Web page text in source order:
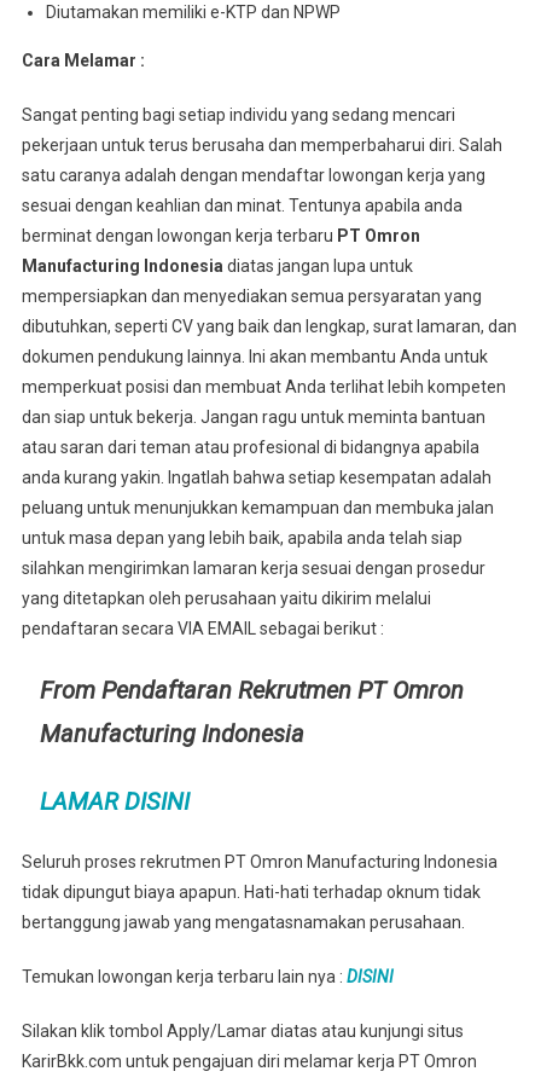
Diutamakan memiliki e-KTP dan NPWP
Cara Melamar :
Sangat penting bagi setiap individu yang sedang mencari
pekerjaan untuk terus berusaha dan memperbaharui diri. Salah
satu caranya adalah dengan mendaftar lowongan kerja yang
sesuai dengan keahlian dan minat. Tentunya apabila anda
berminat dengan lowongan kerja terbaru PT Omron
Manufacturing Indonesia diatas jangan lupa untuk
mempersiapkan dan menyediakan semua persyaratan yang
dibutuhkan, seperti CV yang baik dan lengkap, surat lamaran, dan
dokumen pendukung lainnya. Ini akan membantu Anda untuk
memperkuat posisi dan membuat Anda terlihat lebih kompeten
dan siap untuk bekerja. Jangan ragu untuk meminta bantuan
atau saran dari teman atau profesional di bidangnya apabila
anda kurang yakin. Ingatlah bahwa setiap kesempatan adalah
peluang untuk menunjukkan kemampuan dan membuka jalan
untuk masa depan yang lebih baik, apabila anda telah siap
silahkan mengirimkan lamaran kerja sesuai dengan prosedur
yang ditetapkan oleh perusahaan yaitu dikirim melalui
pendaftaran secara VIA EMAIL sebagai berikut :
From Pendaftaran Rekrutmen PT Omron
Manufacturing Indonesia
LAMAR DISINI
Seluruh proses rekrutmen PT Omron Manufacturing Indonesia
tidak dipungut biaya apapun. Hati-hati terhadap oknum tidak
bertanggung jawab yang mengatasnamakan perusahaan.
Temukan lowongan kerja terbaru lain nya : DISINI
Silakan klik tombol Apply/Lamar diatas atau kunjungi situs
KarirBkk.com untuk pengajuan diri melamar kerja PT Omron